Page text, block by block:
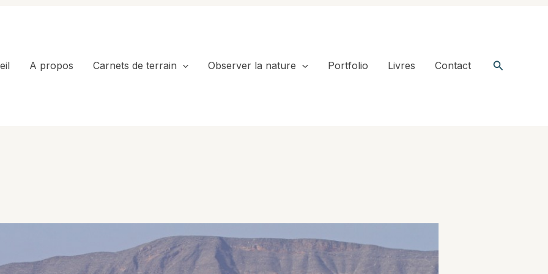
A propos Carnets de terrain Observer la nature Portfolio Livres Contact